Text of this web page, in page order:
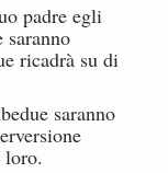
padre egli
saranno
ricadrà su di
saranno
loro.